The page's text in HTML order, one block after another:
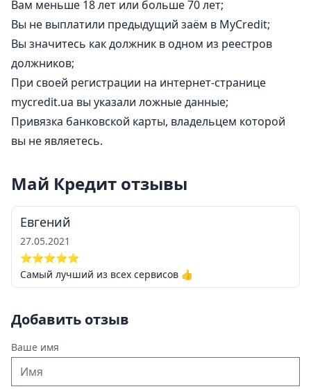
Вам меньше 18 лет или больше 70 лет;
Вы не выплатили предыдущий заём в MyCredit;
Вы значитесь как должник в одном из реестров
должников;
При своей регистрации на интернет-странице
mycredit.ua вы указали ложные данные;
Привязка банковской карты, владельцем которой
вы не являетесь.
Май Кредит отзывы
Евгений
27.05.2021
⭐⭐⭐⭐⭐
Самый лучший из всех сервисов 👍
Добавить отзыв
Ваше имя